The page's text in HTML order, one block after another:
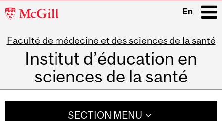
McGill
En
Faculté de médecine et des sciences de la santé
Institut d’éducation en
sciences de la santé
SECTION MENU